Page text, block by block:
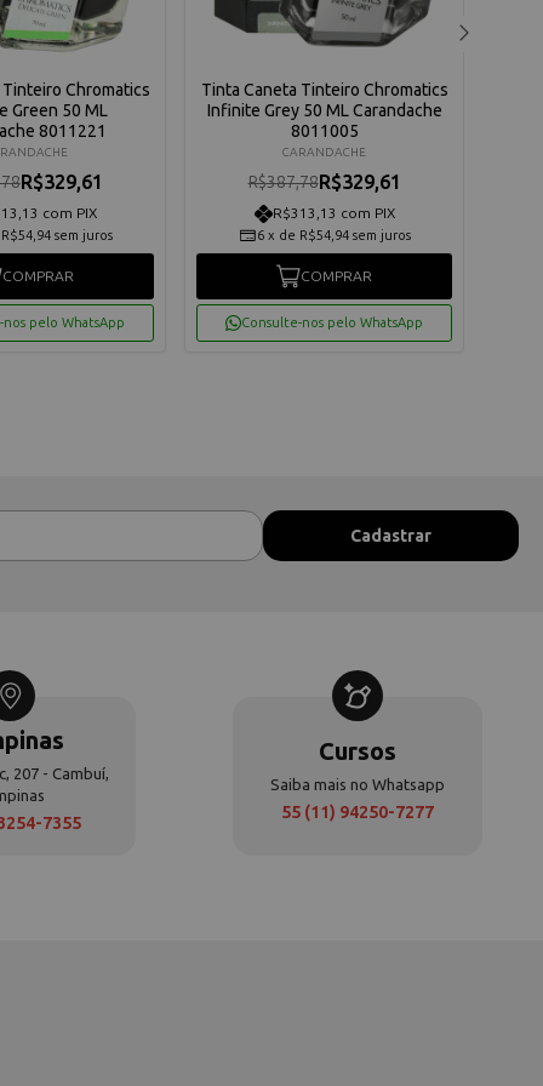
Chromatics
Green 50 ML
8011221
R$329,61
com PIX
R$54,94 sem juros
COMPRAR
nos pelo WhatsApp
Tinta Caneta Tinteiro Chromatics
Infinite Grey 50 ML Carandache
8011005
CARANDACHE
R$387,78R$329,61
R$313,13 com PIX
6 x de R$54,94 sem juros
COMPRAR
Consulte-nos pelo WhatsApp
207 - Cambuí,
7355
Cursos
Saiba mais no Whatsapp
55 (11) 94250-7277